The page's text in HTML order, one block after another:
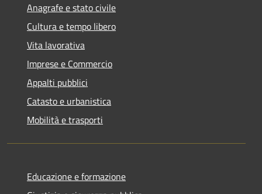
Anagrafe e stato civile
Cultura e tempo libero
Vita lavorativa
Imprese e Commercio
Appalti pubblici
Catasto e urbanistica
Mobilità e trasporti
Educazione e formazione